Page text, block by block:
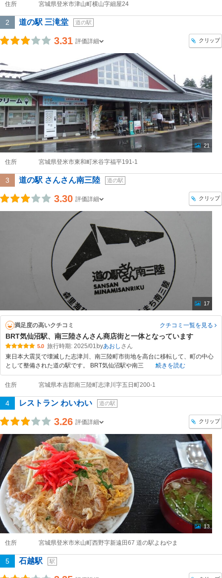
住所 宮城県登米市津山町横山字細屋24
2 道の駅 三滝堂 道の駅
3.31 評価詳細 クリップ
21
住所 宮城県登米市東和町米谷字福平191-1
3 道の駅 さんさん南三陸 道の駅
3.30 評価詳細 クリップ
17
満足度の高いクチコミ クチコミ一覧を見る
BRT気仙沼駅、南三陸さんさん商店街と一体となっています
5.0 旅行時期: 2025/01 byあおし
東日本大震災で壊滅した志津川、南三陸町市街地を高台に移転して、町の中心
として整備された道の駅です。 BRT気仙沼駅や南三
続きを読む
住所 宮城県本吉郡南三陸町志津川字五日町200-1
4 レストラン わいわい 道の駅
3.26 評価詳細 クリップ
13
住所 宮城県登米市米山町西野字新遠田67 道の駅よねやま
5 石越駅 駅